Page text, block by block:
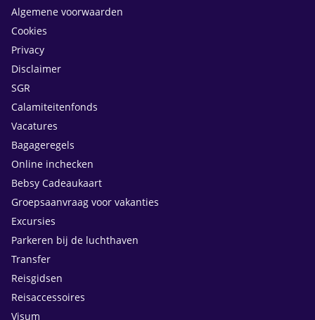
Algemene voorwaarden
Cookies
Privacy
Disclaimer
SGR
Calamiteitenfonds
Vacatures
Bagageregels
Online inchecken
Bebsy Cadeaukaart
Groepsaanvraag voor vakanties
Excursies
Parkeren bij de luchthaven
Transfer
Reisgidsen
Reisaccessoires
Visum